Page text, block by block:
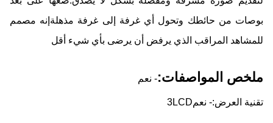
بوصات من حائطك وتحول أي غرفة إلى غرفة مذهلةإنه مصمم
للمشاهد المراقب الذي يرفض أن يرضى بأي شيء أقل
ملخص المواصفات:- نعم
تقنية العرض:- نعم3LCD